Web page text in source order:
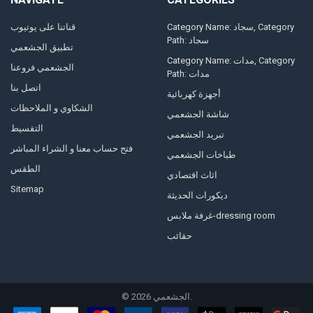
قناتنا على يوتيوب
تطبيق الجشعمي
الجشعمي فروعنا
اتصل بنا
الشكاوي و الملاحظات
التقسيط
فتح حساب معنا و الشراء المباشر
الطقس
Sitemap
Category Name: سجاد, Category
Path: سجاد
Category Name: مدات, Category
Path: مدات
أجهزة كهربائية
شاشة الجشعمي
تبريد الجشعمي
طباخات الجشعمي
اثاث اقتصادي
ديكورات الحديثة
غرفة ملابس-dressing room
حقائب
© 2026 الجشعمي.